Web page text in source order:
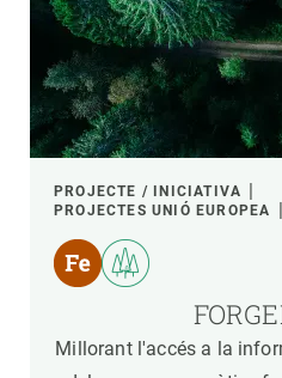
PROJECTE / INICIATIVA
PROJECTES UNIÓ EUROPEA
Millorant l'accés a la